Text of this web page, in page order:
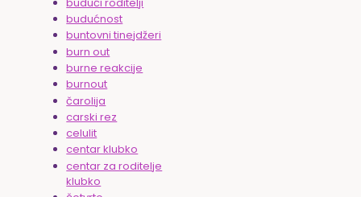
budućnost
buntovni tinejdžeri
burn out
burne reakcije
burnout
čarolija
carski rez
celulit
centar klubko
centar za roditelje
klubko